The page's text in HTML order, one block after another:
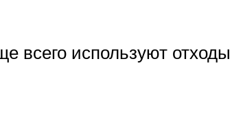
всего используют